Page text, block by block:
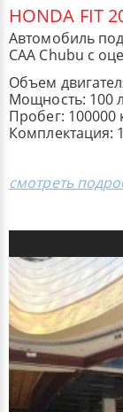
HONDA FIT
Автомобиль
CAA Chubu с
Объем
Мощность: 100
Пробег: 100000
Комплектация:
смотреть